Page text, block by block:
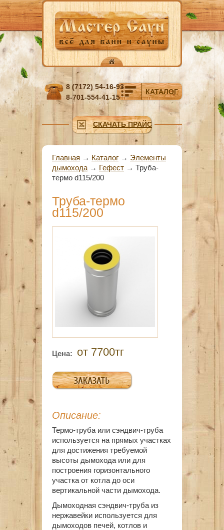
Перейти к основному содержанию
КАТАЛОГ
8 (7172) 54-16-93
8-701-554-41-15
СКАЧАТЬ ПРАЙС
Вы здесь
Главная → Каталог → Элементы
дымохода → Гефест → Труба-
термо d115/200
Труба-термо
d115/200
Цена: от 7700тг
Описание:
Термо-труба или сэндвич-труба
используется на прямых участках
для достижения требуемой
высоты дымохода или для
построения горизонтального
участка от котла до оси
вертикальной части дымохода.
Дымоходная сэндвич-труба из
нержавейки используется для
дымоходов печей, котлов и